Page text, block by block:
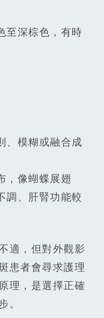
至深棕色，有時
、模糊或融合成
，像蝴蝶展翅
調、肝腎功能較
適，但對外觀影
患者會尋求護理
理，是選擇正確
。